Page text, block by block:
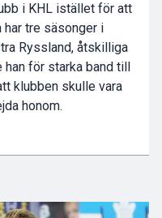
i KHL istället för att
har tre säsonger i
Ryssland, åtskilliga
för starka band till
klubben skulle vara
honom.